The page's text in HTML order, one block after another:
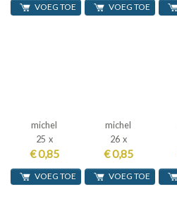
VOEG TOE VOEG TOE
michel
25 x
€ 0,85
VOEG TOE
michel
26 x
€ 0,85
VOEG TOE